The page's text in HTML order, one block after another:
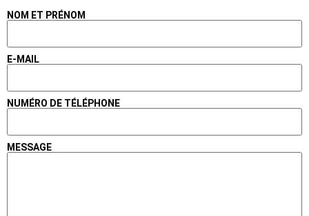
NOM ET PRÉNOM
E-MAIL
NUMÉRO DE TÉLÉPHONE
MESSAGE